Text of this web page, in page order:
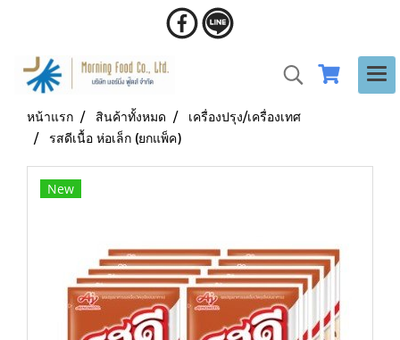
หน้าแรก สินค้าทั้งหมด
เครื่องปรุง/เครื่องเทศ
รสดีเนื้อ ห่อเล็ก (ยกแพ็ค)
New